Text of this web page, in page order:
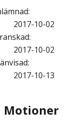
:
2017-10-02
:
2017-10-02
:
2017-10-13
Motioner